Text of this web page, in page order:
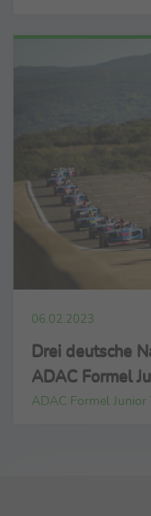
06.02.2023
Drei deutsche
ADAC Formel
ADAC Formel Junior